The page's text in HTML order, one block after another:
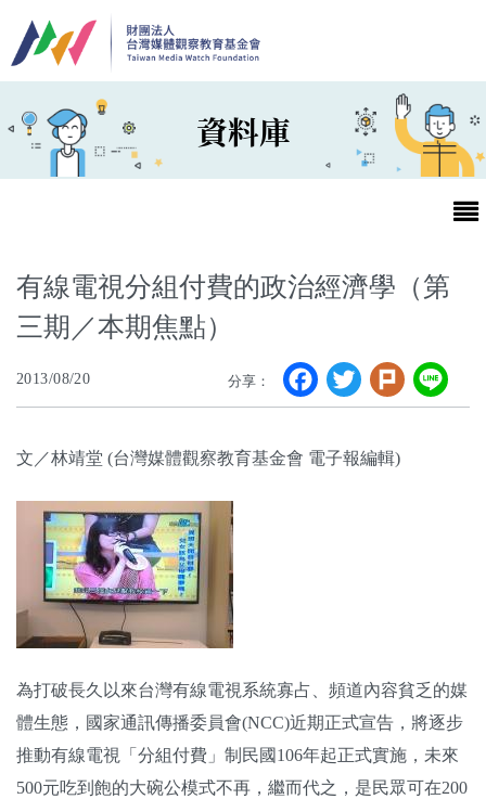
資料庫
第25屆台灣兒童及少年優質節目活動官網
最新消息
關於我們
監督觀察
優質兒少
研究計畫
申訴
有線電視分組付費的政治經濟學（第
三期／本期焦點）
2013/08/20 分享： Facebook
Twitter
Plurk
文／林靖堂 (台灣媒體觀察教育基金會 電子報編輯)
為打破長久以來台灣有線電視系統寡占、頻道內容貧乏的媒
體生態，國家通訊傳播委員會(NCC)近期正式宣告，將逐步
推動有線電視「分組付費」制民國106年起正式實施，未來
500元吃到飽的大碗公模式不再，繼而代之，是民眾可在200